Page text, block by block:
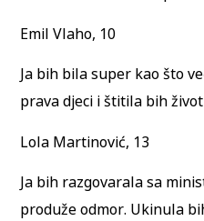
Emil Vlaho, 10
Ja bih bila super kao što
prava djeci i štitila bih
Lola Martinović, 13
Ja bih razgovarala sa
produže odmor. Ukinula